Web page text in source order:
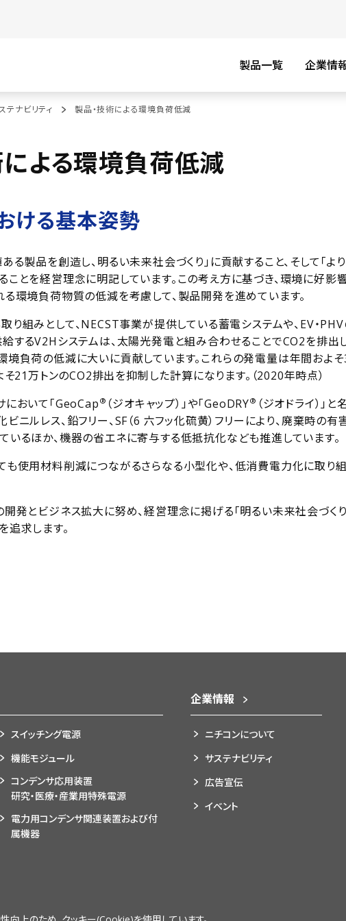
製品一覧 企業情
テナビリティ 製品・技術による環境負荷低減
による環境負荷低減
ける基本姿勢
る製品を創造し、明るい未来社会づくり」に貢献すること、そして「よ
ことを経営理念に明記しています。この考え方に基づき、環境に好影
る環境負荷物質の低減を考慮して、製品開発を進めています。
り組みとして、NECST事業が提供している蓄電システムや、EV・
するV2Hシステムは、太陽光発電と組み合わせることでCO2を排出
境負荷の低減に大いに貢献しています。これらの発電量は年間およ
そ21万トンのCO2排出を抑制した計算になります。（2020年時点）
において「GeoCap ® （ジオキャップ）」や「GeoDRY® （ジオドライ）」
ニルレス、鉛フリー、SF（6 六フッ化硫黄）フリーにより、廃棄時の有
いるほか、機器の省エネに寄与する低抵抗化なども推進しています。
も使用材料削減につながるさらなる小型化や、低消費電力化に取り
発とビジネス拡大に努め、経営理念に掲げる「明るい未来社会づくり
追求します。
スイッチング電源
機能モジュール
コンデンサ応用装置
研究・医療・産業用特殊電源
電力用コンデンサ関連装置および付
属機器
企業情報
ニチコンについて
サステナビリティ
広告宣伝
イベント